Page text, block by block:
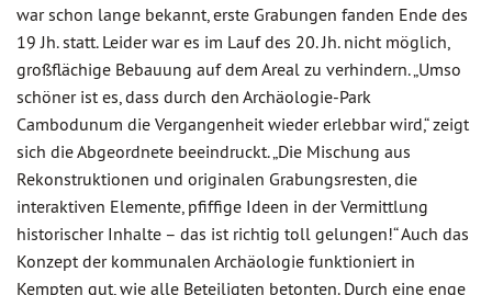
war schon lange bekannt, erste Grabungen fanden Ende des
19 Jh. statt. Leider war es im Lauf des 20. Jh. nicht möglich,
großflächige Bebauung auf dem Areal zu verhindern. „Umso
schöner ist es, dass durch den Archäologie-Park
Cambodunum die Vergangenheit wieder erlebbar wird,“ zeigt
sich die Abgeordnete beeindruckt. „Die Mischung aus
Rekonstruktionen und originalen Grabungsresten, die
interaktiven Elemente, pfiffige Ideen in der Vermittlung
historischer Inhalte – das ist richtig toll gelungen!“ Auch das
Konzept der kommunalen Archäologie funktioniert in
Kempten gut, wie alle Beteiligten betonten. Durch eine enge